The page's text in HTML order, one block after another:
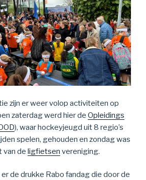
zijn er weer volop activiteiten op
zaterdag werd hier de Opleidings
), waar hockeyjeugd uit 8 regio’s
spelen, gehouden en zondag was
van de ligfietsen vereniging.
de drukke Rabo fandag die door de